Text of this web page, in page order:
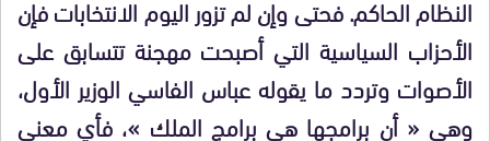
النظام الحاكم. فحتى وإن لم تزور اليوم الانتخابات فإن
الأحزاب السياسية التي أصبحت مهجنة تتسابق على
الأصوات وتردد ما يقوله عباس الفاسي الوزير الأول،
وهي « أن برامجها هي برامج الملك »، فأي معنى